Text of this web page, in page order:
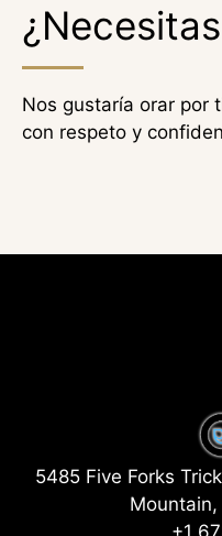
Nos gustaría orar por
con respeto y
5485 Five Forks
+1